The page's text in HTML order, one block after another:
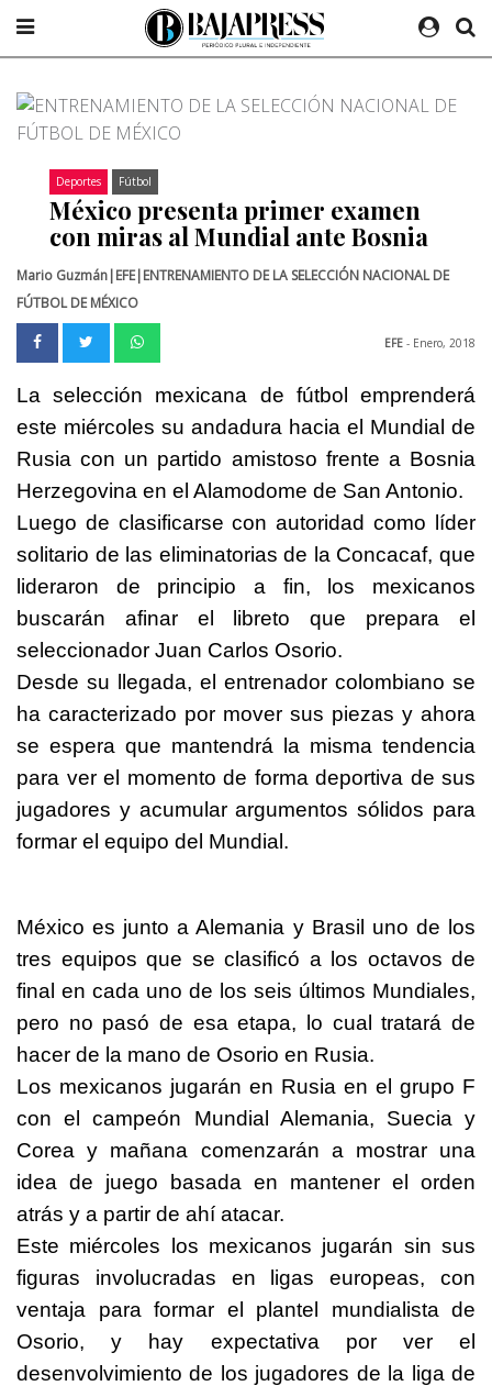
Deportes Fútbol
México presenta primer examen
con miras al Mundial ante Bosnia
Mario Guzmán|EFE|ENTRENAMIENTO DE LA SELECCIÓN NACIONAL DE
FÚTBOL DE MÉXICO
EFE - Enero, 2018
La selección mexicana de fútbol emprenderá
este miércoles su andadura hacia el Mundial de
Rusia con un partido amistoso frente a Bosnia
Herzegovina en el Alamodome de San Antonio.
Luego de clasificarse con autoridad como líder
solitario de las eliminatorias de la Concacaf, que
lideraron de principio a fin, los mexicanos
buscarán afinar el libreto que prepara el
seleccionador Juan Carlos Osorio.
Desde su llegada, el entrenador colombiano se
ha caracterizado por mover sus piezas y ahora
se espera que mantendrá la misma tendencia
para ver el momento de forma deportiva de sus
jugadores y acumular argumentos sólidos para
formar el equipo del Mundial.
México es junto a Alemania y Brasil uno de los
tres equipos que se clasificó a los octavos de
final en cada uno de los seis últimos Mundiales,
pero no pasó de esa etapa, lo cual tratará de
hacer de la mano de Osorio en Rusia.
Los mexicanos jugarán en Rusia en el grupo F
con el campeón Mundial Alemania, Suecia y
Corea y mañana comenzarán a mostrar una
idea de juego basada en mantener el orden
atrás y a partir de ahí atacar.
Este miércoles los mexicanos jugarán sin sus
figuras involucradas en ligas europeas, con
ventaja para formar el plantel mundialista de
Osorio, y hay expectativa por ver el
desenvolvimiento de los jugadores de la liga de